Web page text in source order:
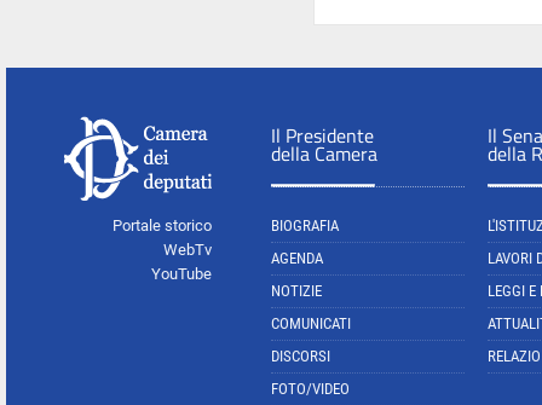
Portale storico
WebTv
YouTube
Il Presidente
della Camera
BIOGRAFIA
AGENDA
NOTIZIE
COMUNICATI
DISCORSI
FOTO/VIDEO
Il
della
LAVORI
LEGGI E